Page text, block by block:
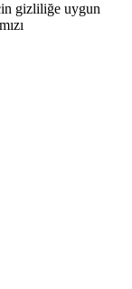
gizliliğe uygun